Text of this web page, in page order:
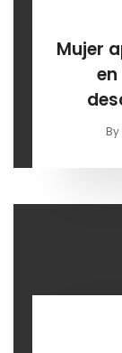
Mujer
By